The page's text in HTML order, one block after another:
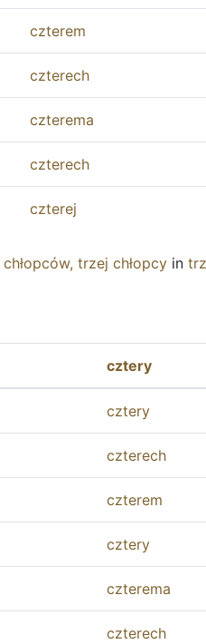
czterem
czterech
czterema
czterech
czterej
chłopców, trzej chłopcy in
cztery
cztery
czterech
czterem
cztery
czterema
czterech